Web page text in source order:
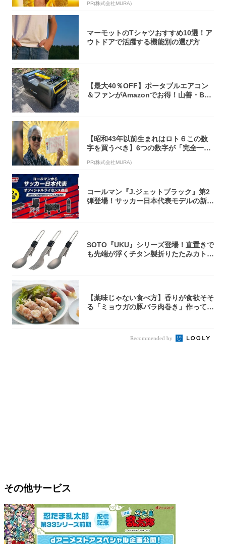
PR(株式会社MURA)
マーモットのTシャツおすすめ10選！ア
ウトドアで活躍する機能別の選び方
【最大40％OFF】ポータブルエアコン
＆ファンがAmazonでお得！山善・Bo
【昭和43年以前生まれはロト６この数
字を買うべき】6つの数字が「完全一
PR(株式会社MURA)
コールマン『J.ジェットブラック』第2
弾登場！サッカー日本代表モデルの新作
SOTO『UKU』シリーズ登場！直置きで
も先端が浮くチタン製折りたたみカトラ
【薬味じゃない食べ方】香りが食欲そそ
る「ミョウガの豚バラ肉巻き」作ってみ
Recommended by
その他サービス